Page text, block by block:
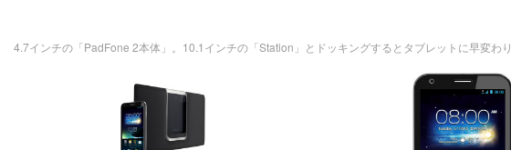
4.7インチの「PadFone 2本体」。10.1インチの「Station」とドッキングするとタブレットに早変わり